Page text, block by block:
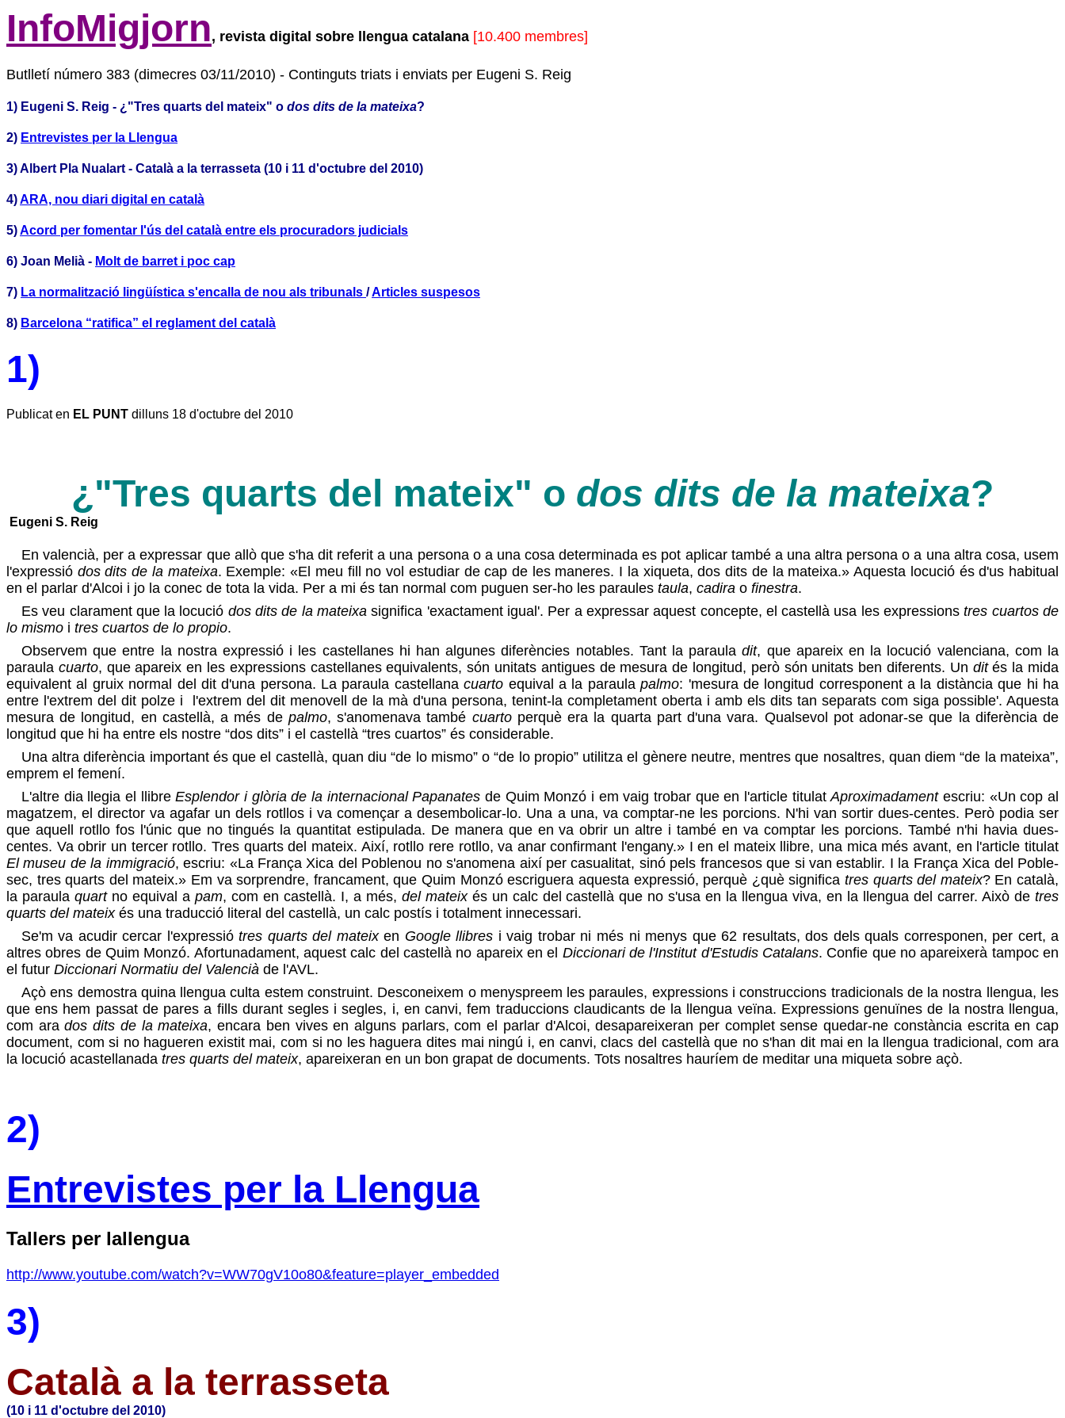
InfoMigjorn, revista digital sobre llengua catalana [10.400 membres]
Butlletí número 383 (dimecres 03/11/2010) - Continguts triats i enviats per Eugeni S. Reig
1) Eugeni S. Reig - ¿"Tres quarts del mateix" o dos dits de la mateixa?
2) Entrevistes per la Llengua
3) Albert Pla Nualart - Català a la terrasseta (10 i 11 d'octubre del 2010)
4)ARA, nou diari digital en català
5)Acord per fomentar l'ús del català entre els procuradors judicials
6) Joan Melià - Molt de barret i poc cap
7) La normalització lingüística s'encalla de nou als tribunals /Articles suspesos
8) Barcelona “ratifica” el reglament del català
1)
Publicat en EL PUNT dilluns 18 d'octubre del 2010
¿"Tres quarts del mateix" o dos dits de la mateixa?
Eugeni S. Reig
En valencià, per a expressar que allò que s'ha dit referit a una persona o a una cosa determinada es pot aplicar també a una altra persona o a una altra cosa, usem
l'expressió dos dits de la mateixa. Exemple: «El meu fill no vol estudiar de cap de les maneres. I la xiqueta, dos dits de la mateixa.» Aquesta locució és d'us habitual
en el parlar d'Alcoi i jo la conec de tota la vida. Per a mi és tan normal com puguen ser-ho les paraules taula, cadira o finestra.
Es veu clarament que la locució dos dits de la mateixa significa 'exactament igual'. Per a expressar aquest concepte, el castellà usa les expressionstres cuartos de
lo mismo i tres cuartos de lo propio.
Observem que entre la nostra expressió i les castellanes hi han algunes diferències notables. Tant la parauladit, que apareix en la locució valenciana, com la
paraula cuarto, que apareix en les expressions castellanes equivalents, són unitats antigues de mesura de longitud, però són unitats ben diferents. Un dités la mida
equivalent al gruix normal del dit d'una persona. La paraula castellanacuarto equival a la paraulapalmo: 'mesura de longitud corresponent a la distància que hi ha
entre l'extrem del dit polze i
l'extrem del dit menovell de la mà d'una persona, tenint-la completament oberta i amb els dits tan separats com siga possible'. Aquesta
mesura de longitud, en castellà, a més de palmo, s'anomenava també cuartoperquè era la quarta part d'una vara. Qualsevol pot adonar-se que la diferència de
longitud que hi ha entre els nostre “dos dits” i el castellà “tres cuartos” és considerable.
Una altra diferència important és que el castellà, quan diu “de lo mismo” o “de lo propio” utilitza el gènere neutre, mentres que nosaltres, quan diem “de la mateixa”,
emprem el femení.
L'altre dia llegia el llibreEsplendor i glòria de la internacional Papanates de Quim Monzó i em vaig trobar que en l'article titulatAproximadamentescriu: «Un cop al
magatzem, el director va agafar un dels rotllos i va començar a desembolicar-lo. Una a una, va comptar-ne les porcions. N'hi van sortir dues-centes. Però podia ser
que aquell rotllo fos l'únic que no tingués la quantitat estipulada. De manera que en va obrir un altre i també en va comptar les porcions. També n'hi havia dues-
centes. Va obrir un tercer rotllo. Tres quarts del mateix. Així, rotllo rere rotllo, va anar confirmant l'engany.» I en el mateix llibre, una mica més avant, en l'article titulat
El museu de la immigració, escriu: «La França Xica del Poblenou no s'anomena així per casualitat, sinó pels francesos que si van establir. I la França Xica del Poble-
sec, tres quarts del mateix.» Em va sorprendre, francament, que Quim Monzó escriguera aquesta expressió, perquè ¿què significa tres quarts del mateix? En català,
la paraula quartno equival a pam, com en castellà. I, a més, del mateixés un calc del castellà que no s'usa en la llengua viva, en la llengua del carrer. Això detres
quarts del mateix és una traducció literal del castellà, un calc postís i totalment innecessari.
Se'm va acudir cercar l'expressiótres quarts del mateixen Google llibres i vaig trobar ni més ni menys que 62 resultats, dos dels quals corresponen, per cert, a
altres obres de Quim Monzó. Afortunadament, aquest calc del castellà no apareix en el Diccionari de l'Institut d'Estudis Catalans. Confie que no apareixerà tampoc en
el futur Diccionari Normatiu del Valencià de l'AVL.
Açò ens demostra quina llengua culta estem construint. Desconeixem o menyspreem les paraules, expressions i construccions tradicionals de la nostra llengua, les
que ens hem passat de pares a fills durant segles i segles, i, en canvi, fem traduccions claudicants de la llengua veïna. Expressions genuïnes de la nostra llengua,
com arados dits de la mateixa, encara ben vives en alguns parlars, com el parlar d'Alcoi, desapareixeran per complet sense quedar-ne constància escrita en cap
document, com si no hagueren existit mai, com si no les haguera dites mai ningú i, en canvi, clacs del castellà que no s'han dit mai en la llengua tradicional, com ara
la locució acastellanada tres quarts del mateix, apareixeran en un bon grapat de documents. Tots nosaltres hauríem de meditar una miqueta sobre açò.
2)
Entrevistes per la Llengua
Tallers per lallengua
http://www.youtube.com/watch?v=WW70gV10o80&feature=player_embedded
3)
Català a la terrasseta
(10 i 11 d'octubre del 2010)